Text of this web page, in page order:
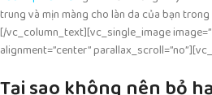
trung và mịn màng cho làn da của bạn
[/vc_column_text][vc_single_image
alignment=”center”